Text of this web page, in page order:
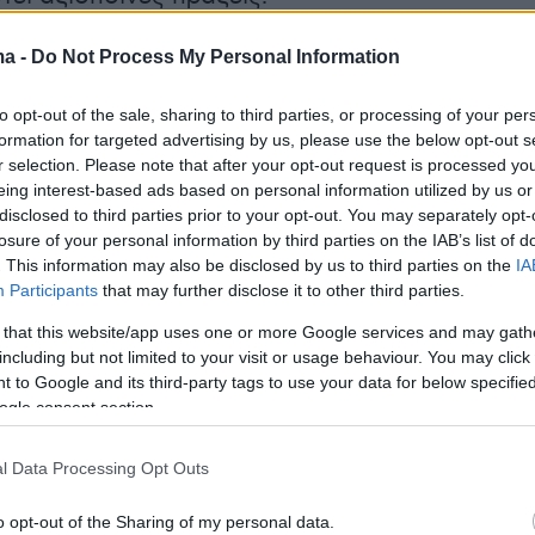
- Do Not Process My Personal Information
opt-out of the sale, sharing to third parties, or processing of your
for targeted advertising by us, please use the below opt-out
selection. Please note that after your opt-out request is processed
interest-based ads based on personal information utilized by us
to third parties prior to your opt-out. You may separately
of your personal information by third parties on the IAB’s list of
This information may also be disclosed by us to third parties on the
Participants that may further disclose it to other third parties.
that this website/app uses one or more Google services and may
but not limited to your visit or usage behaviour. You may
to Google and its third-party tags to use your data for below
consent section.
Data Processing Opt Outs
opt-out of the Sharing of my personal data.
που προκλήθηκε τις προηγούμενες ημέρες
της 6ης ΥΠΕ και της διοίκησης του
Αγρινίου, αλλά και της παραίτησης του
Τσώλη.
κατάσταση στον Ευαγγελισμό ο
Μονής Βατοπεδίου
του meteo εξηγούν γιατί θα υπάρξουν